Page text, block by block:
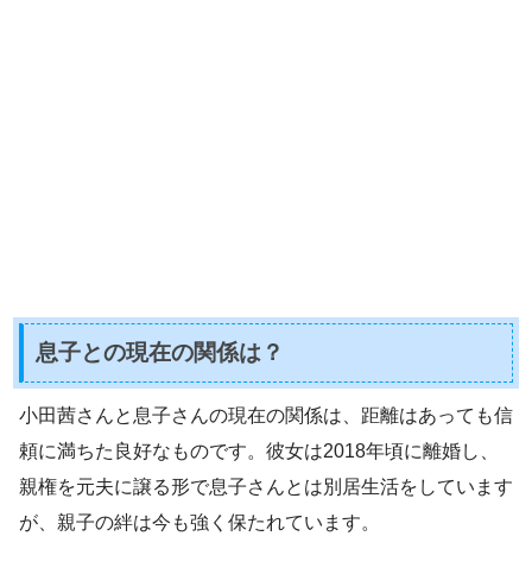
息子との現在の関係は？
小田茜さんと息子さんの現在の関係は、距離はあっても信
頼に満ちた良好なものです。彼女は2018年頃に離婚し、
親権を元夫に譲る形で息子さんとは別居生活をしています
が、親子の絆は今も強く保たれています。